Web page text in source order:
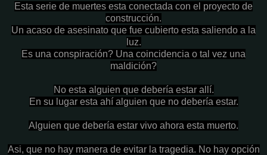
Esta serie de muertes esta conectada con el proyecto de
construcción.
Un acaso de asesinato que fue cubierto esta saliendo a la
luz.
Es una conspiración? Una coincidencia o tal vez una
maldición?
No esta alguien que debería estar allí.
En su lugar esta ahí alguien que no debería estar.
Alguien que debería estar vivo ahora esta muerto.
Asi, que no hay manera de evitar la tragedia. No hay opción